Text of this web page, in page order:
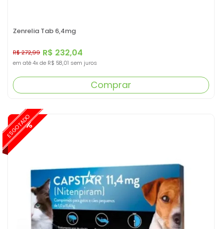
Zenrelia Tab 6,4mg
R$ 232,04
R$ 272,99
em até 4x de R$ 58,01 sem juros
Comprar
ESGOTADO
-15%